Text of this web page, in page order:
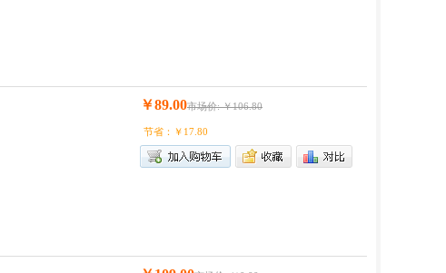
￥89.00市场价: ￥106.80
节省：￥17.80